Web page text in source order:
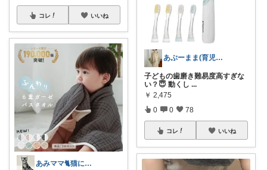
コレ いいね
あみママ🐈猫に起こされた日は朝コレ派
あぷーまま(育児グッズ×ママグッズ)
子どもの歯磨き難易度高すぎな
い？😇 動くし ...
￥ 2,475
0 0 78
コレ いいね